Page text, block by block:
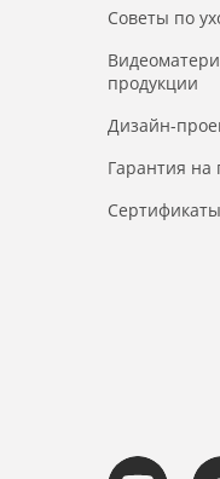
Советы по
продукции
Дизайн-
Гарантия на
Сертификаты